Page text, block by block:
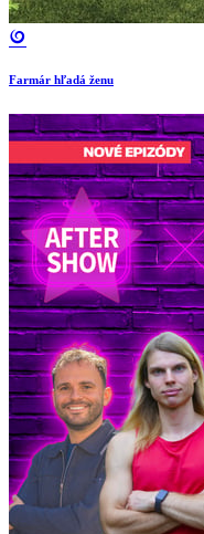
Farmár hľadá ženu